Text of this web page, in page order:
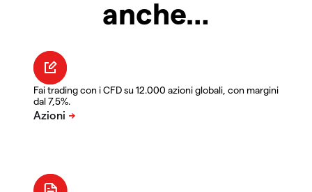
anche…
Fai trading con i CFD su 12.000 azioni globali, con margini
dal 7,5%.